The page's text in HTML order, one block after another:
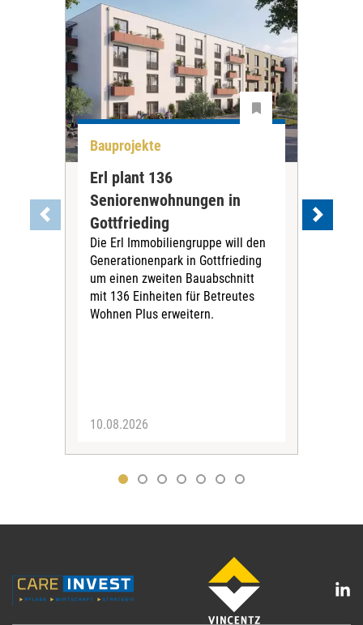
Bauprojekte
Erl plant 136
Seniorenwohnungen in
Gottfrieding
Die Erl Immobiliengruppe will den
Generationenpark in Gottfrieding
um einen zweiten Bauabschnitt
mit 136 Einheiten für Betreutes
Wohnen Plus erweitern.
10.08.2026